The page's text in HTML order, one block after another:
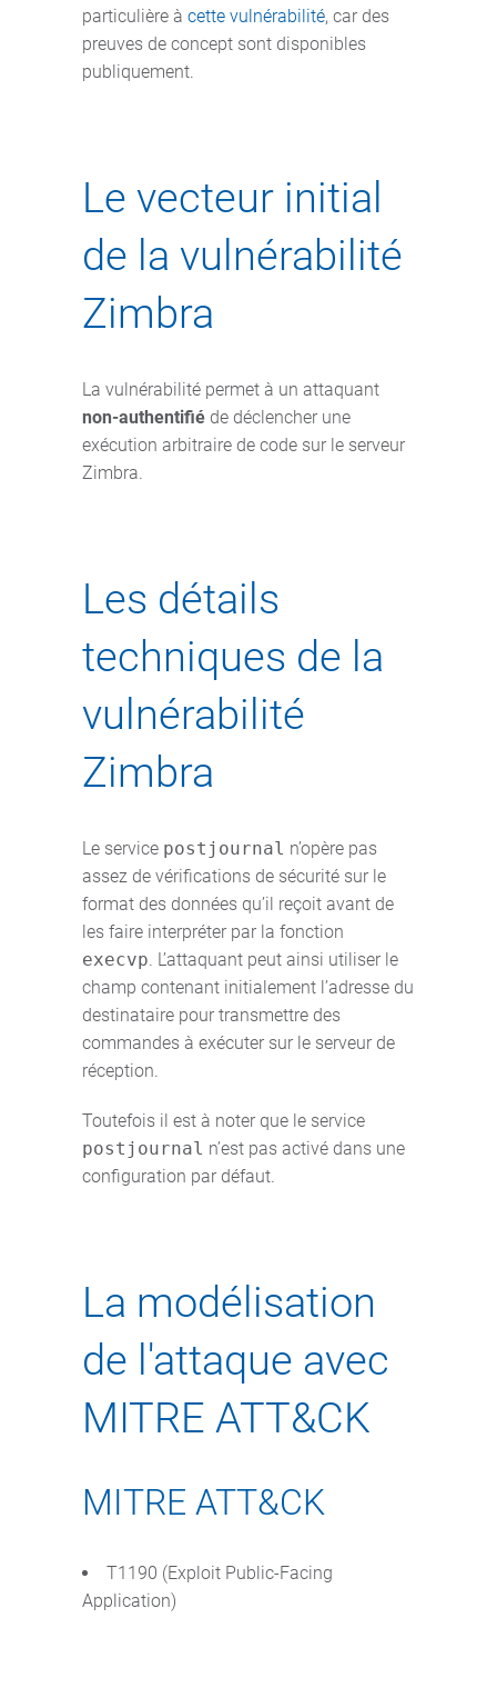
particulière à cette vulnérabilité, car des
preuves de concept sont disponibles
publiquement.
Le vecteur initial
de la vulnérabilité
Zimbra
La vulnérabilité permet à un attaquant
non-authentifié de déclencher une
exécution arbitraire de code sur le serveur
Zimbra.
Les détails
techniques de la
vulnérabilité
Zimbra
Le service postjournal n’opère pas
assez de vérifications de sécurité sur le
format des données qu’il reçoit avant de
les faire interpréter par la fonction
execvp. L’attaquant peut ainsi utiliser le
champ contenant initialement l’adresse du
destinataire pour transmettre des
commandes à exécuter sur le serveur de
réception.
Toutefois il est à noter que le service
postjournal n’est pas activé dans une
configuration par défaut.
La modélisation
de l'attaque avec
MITRE ATT&CK
MITRE ATT&CK
T1190 (Exploit Public-Facing
Application)